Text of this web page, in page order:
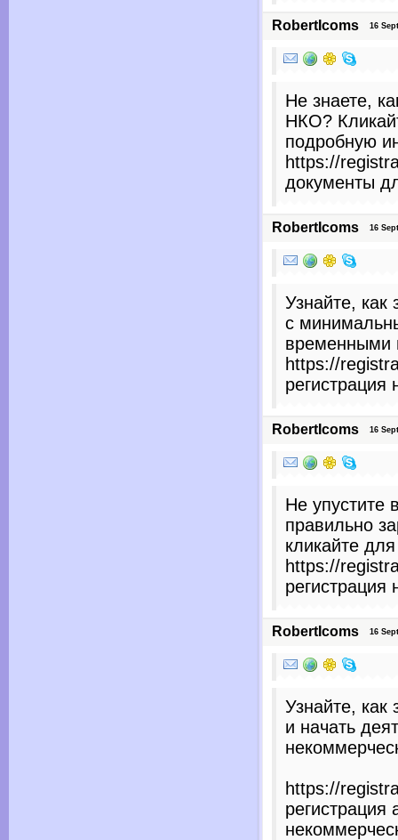
RobertIcoms 16
Не знаете,
НКО?
подробную
https://
документы
RobertIcoms 16
Узнайте, как
с
временными
https://
регистрация
RobertIcoms 16
Не упустите
правильно
кликайте
https://
регистрация
RobertIcoms 16
Узнайте, как
и начать
https://
регистрация